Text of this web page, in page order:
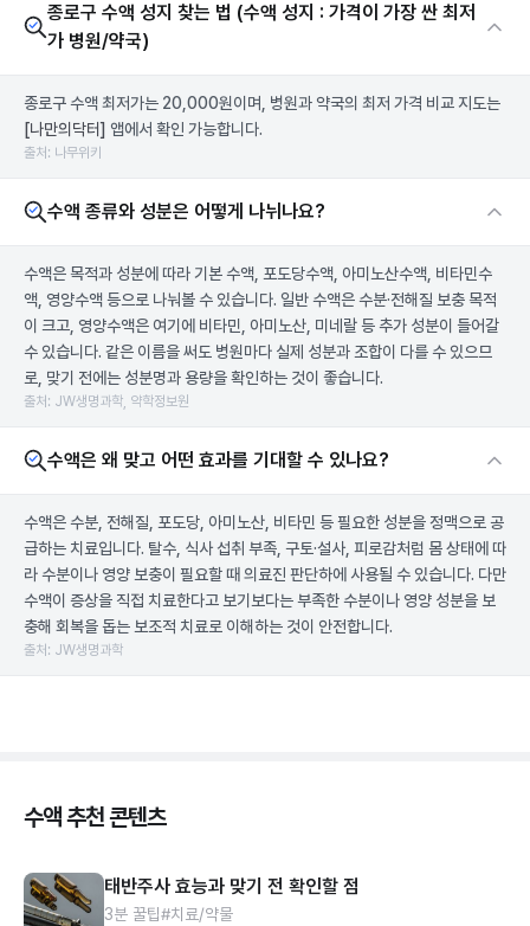
종로구 수액 성지 찾는 법 (수액 성지 : 가격이 가장 싼 최저
가 병원/약국)
종로구 수액 최저가는 20,000원이며, 병원과 약국의 최저 가격 비교 지도는
[나만의닥터] 앱에서 확인 가능합니다.
출처: 나무위키
수액 종류와 성분은 어떻게 나뉘나요?
수액은 목적과 성분에 따라 기본 수액, 포도당수액, 아미노산수액, 비타민수
액, 영양수액 등으로 나눠볼 수 있습니다. 일반 수액은 수분·전해질 보충 목적
이 크고, 영양수액은 여기에 비타민, 아미노산, 미네랄 등 추가 성분이 들어갈
수 있습니다. 같은 이름을 써도 병원마다 실제 성분과 조합이 다를 수 있으므
로, 맞기 전에는 성분명과 용량을 확인하는 것이 좋습니다.
출처: JW생명과학, 약학정보원
수액은 왜 맞고 어떤 효과를 기대할 수 있나요?
수액은 수분, 전해질, 포도당, 아미노산, 비타민 등 필요한 성분을 정맥으로 공
급하는 치료입니다. 탈수, 식사 섭취 부족, 구토·설사, 피로감처럼 몸 상태에 따
라 수분이나 영양 보충이 필요할 때 의료진 판단하에 사용될 수 있습니다. 다만
수액이 증상을 직접 치료한다고 보기보다는 부족한 수분이나 영양 성분을 보
충해 회복을 돕는 보조적 치료로 이해하는 것이 안전합니다.
출처: JW생명과학
수액 추천 콘텐츠
태반주사 효능과 맞기 전 확인할 점
3분 꿀팁#치료/약물